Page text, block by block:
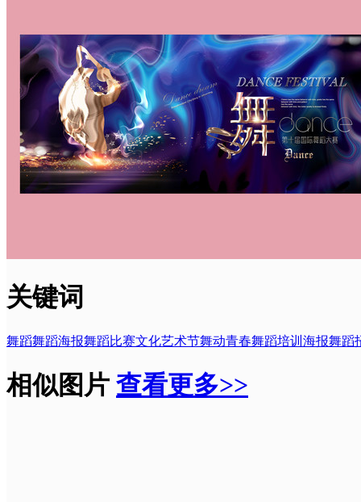
关键词
舞蹈舞蹈海报舞蹈比赛文化艺术节舞动青春舞蹈培训海报舞蹈
相似图片 查看更多>>